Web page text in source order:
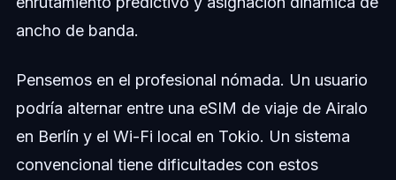
ancho de banda.
Pensemos en el profesional nómada. Un usuario
podría alternar entre una eSIM de viaje de Airalo
en Berlín y el Wi-Fi local en Tokio. Un sistema
convencional tiene dificultades con estos